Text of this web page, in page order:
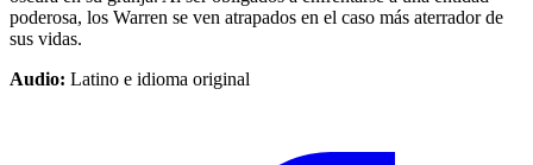
poderosa, los Warren se ven atrapados en el caso más aterrador de
sus vidas.
Audio: Latino e idioma original